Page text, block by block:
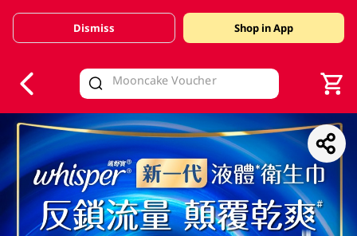
Valid Until 30 June 2026
Dismiss Shop in App